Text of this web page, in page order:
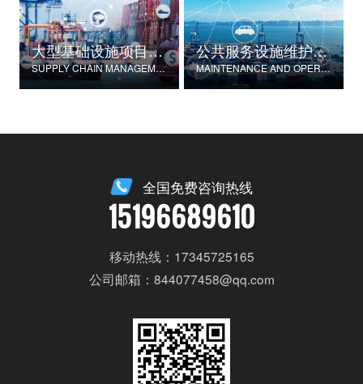
大型基础设施项目物资供应链管理
SUPPLY CHAIN MANAGEMENT FOR LARGE-SCALE INFRASTRUCTURE PROJECTS
公共服务设施维护与运营
MAINTENANCE AND OPERATION OF PUBLIC SERVICE FACILITIES
全国免费咨询热线
15196689610
移动热线：17345725165
公司邮箱：844077458@qq.com